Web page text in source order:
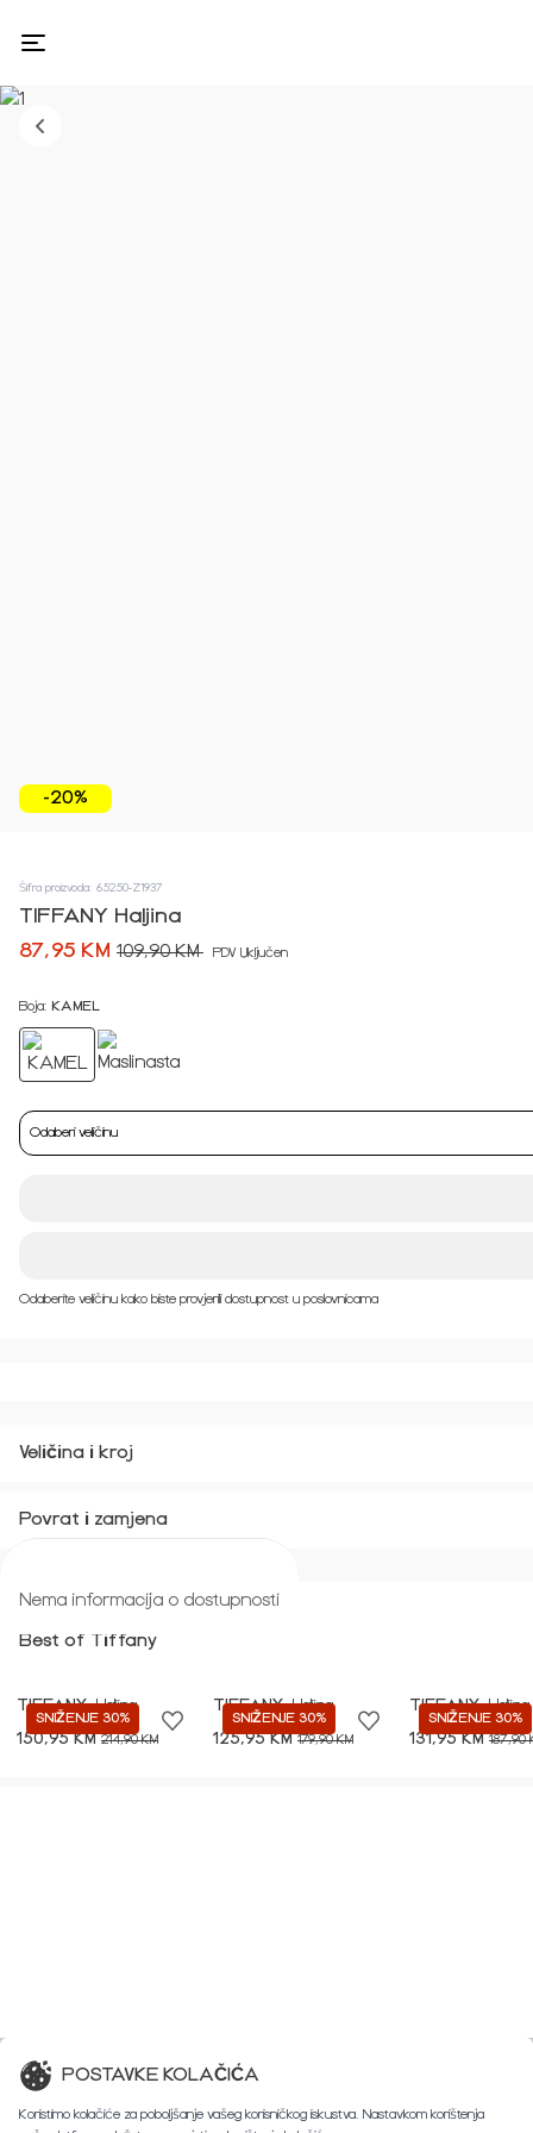
-20%
Nema informacija o dostupnosti
Šifra proizvoda: 65250-Z1937
TIFFANY Haljina
87,95 KM 109,90 KM PDV Uključen
Boja: KAMEL
Odaberi veličinu
Odaberite veličinu kako biste provjerili dostupnost u poslovnicama
Veličina i kroj
Povrat i zamjena
Best of Tiffany
SNIŽENJE 30%
TIFFANY Haljina
150,95 KM214,90 KM
SNIŽENJE 30%
TIFFANY Haljina
125,95 KM179,90 KM
SNIŽENJE 30%
TIFFANY Haljina
131,95 KM187,90
POSTAVKE KOLAČIĆA
Koristimo kolačiće za poboljšanje vašeg korisničkog iskustva. Nastavkom korištenja